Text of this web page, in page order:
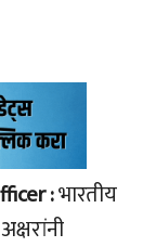
बॅटरी
सोडून
बॅटरी
आणि ईव्ही
for
:भारतीय